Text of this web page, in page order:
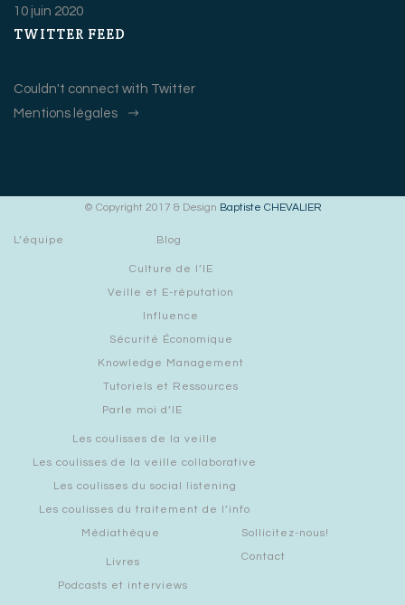
10 juin 2020
TWITTER FEED
Couldn't connect with Twitter
Mentions légales
© Copyright 2017 & Design Baptiste CHEVALIER
L’équipe Blog
Culture de l’IE
Veille et E-réputation
Influence
Sécurité Économique
Knowledge Management
Tutoriels et Ressources
Parle moi d’IE
Les coulisses de la veille
Les coulisses de la veille collaborative
Les coulisses du social listening
Les coulisses du traitement de l’info
Médiathèque
Livres
Podcasts et interviews
Sollicitez-nous!
Contact